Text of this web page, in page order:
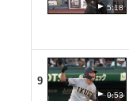
5:18
9
0:53